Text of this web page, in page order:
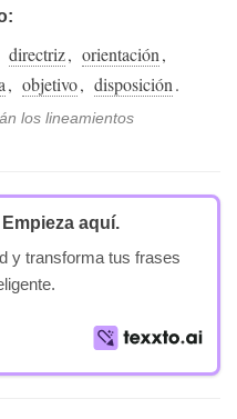
directriz, orientación,
, objetivo, disposición.
los lineamientos
Empieza aquí.
y transforma tus frases